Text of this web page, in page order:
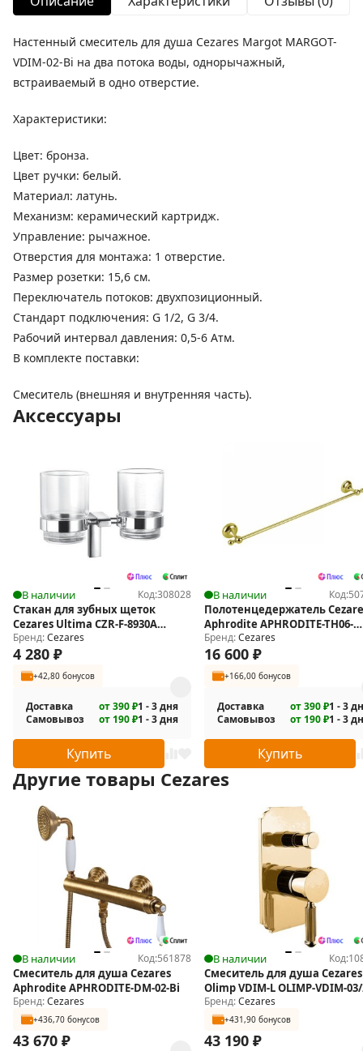
Настенный смеситель для душа Cezares Margot MARGOT-
VDIM-02-Bi на два потока воды, однорычажный,
встраиваемый в одно отверстие.
Характеристики:
Цвет: бронза.
Цвет ручки: белый.
Материал: латунь.
Механизм: керамический картридж.
Управление: рычажное.
Отверстия для монтажа: 1 отверстие.
Размер розетки: 15,6 см.
Переключатель потоков: двухпозиционный.
Стандарт подключения: G 1/2, G 3/4.
Рабочий интервал давления: 0,5-6 Атм.
В комплекте поставки:
Смеситель (внешняя и внутренняя часть).
Аксессуары
В наличии Код:308028
Стакан для зубных щеток
Cezares Ultima CZR-F-8930A
двойной
Бренд:Cezares
4 280 ₽
+42,80 бонусов
Доставка от 390 ₽1 - 3 дня
Самовывоз
от 190 ₽1 - 3 дня
Купить
В наличии Код:
Полотенцедержатель
Aphrodite APHRODITE-TH06-
03/24-M
Бренд:Cezares
16 600 ₽
+166,00 бонусов
Доставка от 390 ₽1 - 3
Самовывоз
от 190 ₽1 - 3
Купить
Другие товары Cezares
В наличии Код:561878
Смеситель для душа Cezares
Aphrodite APHRODITE-DM-02-Bi
Бренд:Cezares
+436,70 бонусов
43 670 ₽
В наличии Код:
Смеситель для душа Cezares
Olimp VDIM-L OLIMP-VDIM-
Бренд:Cezares
+431,90 бонусов
43 190 ₽